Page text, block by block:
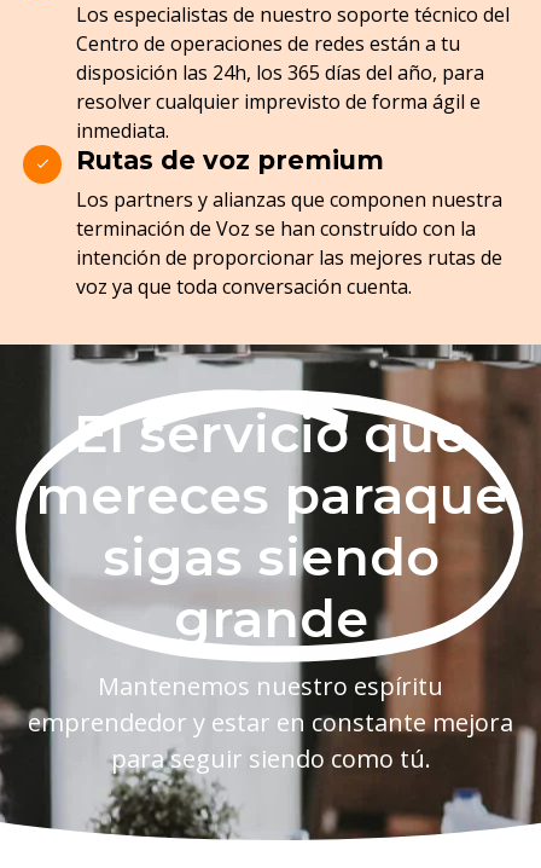
Los especialistas de nuestro soporte técnico del
Centro de operaciones de redes están a tu
disposición las 24h, los 365 días del año, para
resolver cualquier imprevisto de forma ágil e
inmediata.
Rutas de voz premium
Los partners y alianzas que componen nuestra
terminación de Voz se han construído con la
intención de proporcionar las mejores rutas de
voz ya que toda conversación cuenta.
El servicio que
mereces paraque
sigas siendo
grande
Mantenemos nuestro espíritu
emprendedor y estar en constante mejora
para seguir siendo como tú.